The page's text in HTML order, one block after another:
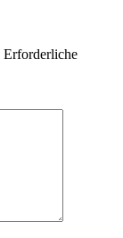
Erforderliche